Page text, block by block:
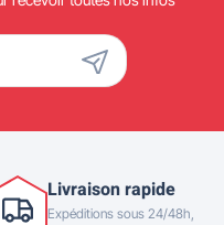
Livraison rapide
Expéditions sous 24/48h,